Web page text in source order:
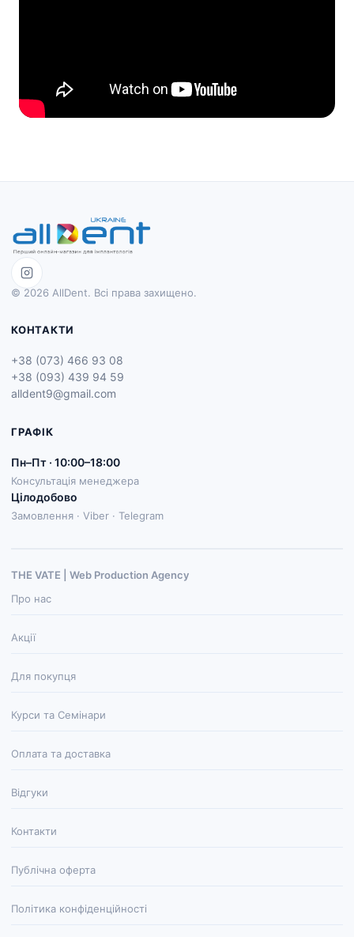
© 2026 AllDent. Всі права захищено.
КОНТАКТИ
+38 (073) 466 93 08
+38 (093) 439 94 59
alldent9@gmail.com
ГРАФІК
Пн–Пт · 10:00–18:00
Консультація менеджера
Цілодобово
Замовлення · Viber · Telegram
THE VATE | Web Production Agenсy
Про нас
Акції
Для покупця
Курси та Семінари
Оплата та доставка
Відгуки
Контакти
Публічна оферта
Політика конфіденційності